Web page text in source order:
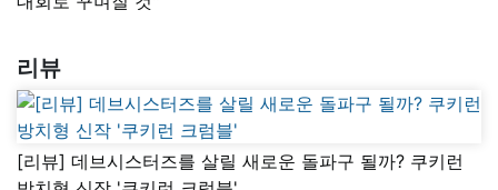
리뷰
[리뷰] 데브시스터즈를 살릴 새로운 돌파구 될까? 쿠키런